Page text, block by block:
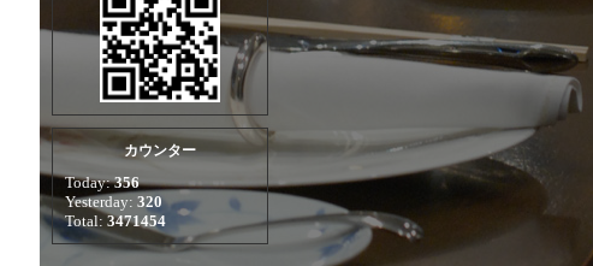
カウンター
Today:356
Yesterday: 320
Total: 3471454